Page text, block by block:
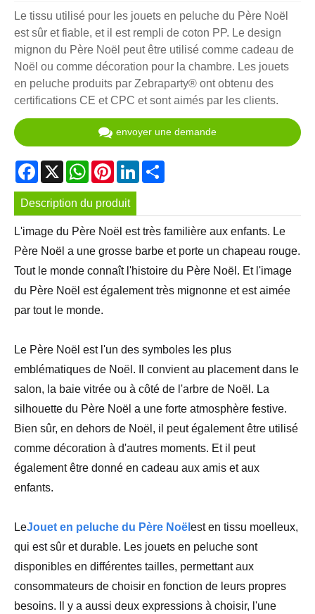
Le tissu utilisé pour les jouets en peluche du Père Noël
est sûr et fiable, et il est rempli de coton PP. Le design
mignon du Père Noël peut être utilisé comme cadeau de
Noël ou comme décoration pour la chambre. Les jouets
en peluche produits par Zebraparty® ont obtenu des
certifications CE et CPC et sont aimés par les clients.
envoyer une demande
Facebook
X WhatsApp
PinterestLinkedIn
Description du produit
L'image du Père Noël est très familière aux enfants. Le
Père Noël a une grosse barbe et porte un chapeau rouge.
Tout le monde connaît l'histoire du Père Noël. Et l'image
du Père Noël est également très mignonne et est aimée
par tout le monde.
Le Père Noël est l'un des symboles les plus
emblématiques de Noël. Il convient au placement dans le
salon, la baie vitrée ou à côté de l'arbre de Noël. La
silhouette du Père Noël a une forte atmosphère festive.
Bien sûr, en dehors de Noël, il peut également être utilisé
comme décoration à d'autres moments. Et il peut
également être donné en cadeau aux amis et aux
enfants.
LeJouet en peluche du Père Noël est en tissu moelleux,
qui est sûr et durable. Les jouets en peluche sont
disponibles en différentes tailles, permettant aux
consommateurs de choisir en fonction de leurs propres
besoins. Il y a aussi deux expressions à choisir, l'une